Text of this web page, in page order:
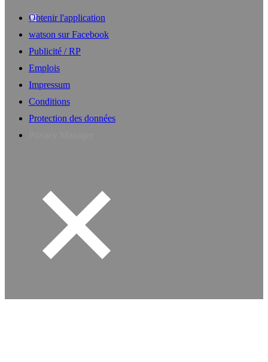
Obtenir l'application
watson sur Facebook
Publicité / RP
Emplois
Impressum
Conditions
Protection des données